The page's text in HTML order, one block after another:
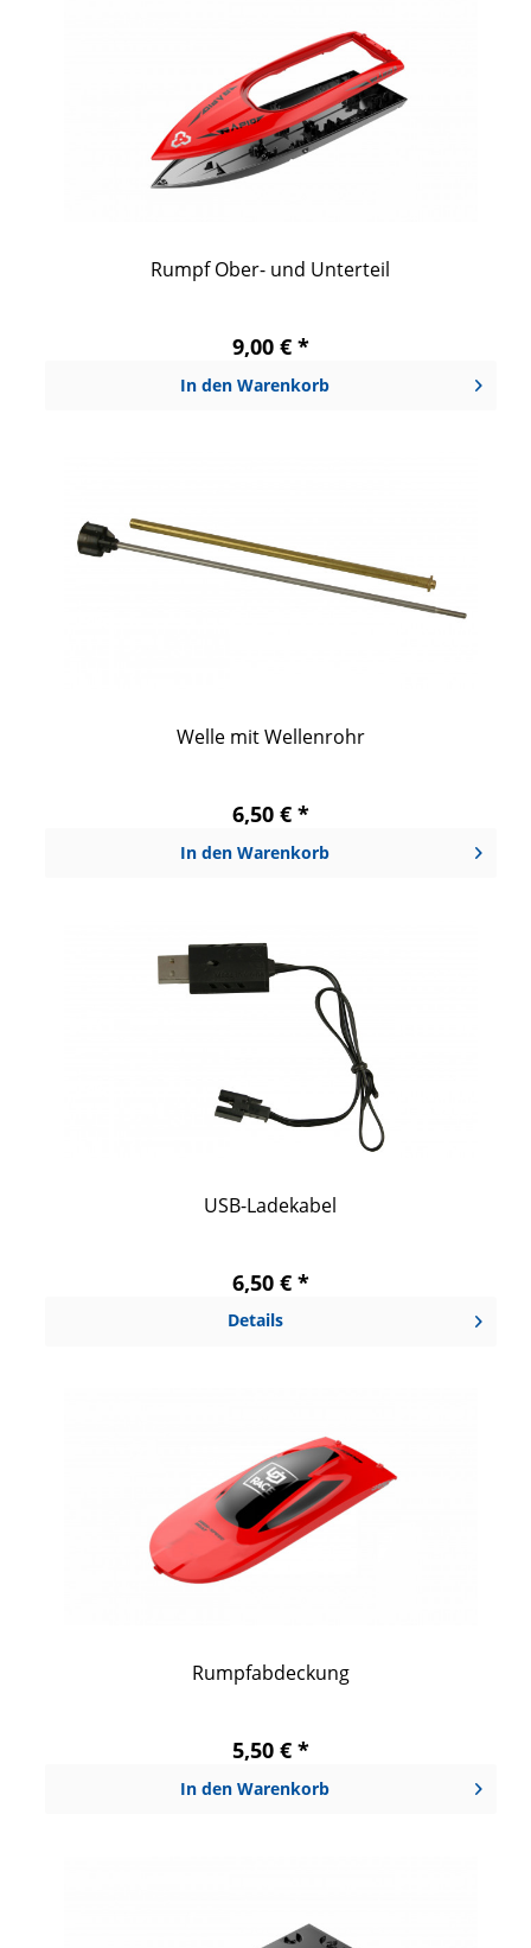
Rumpf Ober- und Unterteil
9,00 € *
In den Warenkorb
Welle mit Wellenrohr
6,50 € *
In den Warenkorb
USB-Ladekabel
6,50 € *
Details
Rumpfabdeckung
5,50 € *
In den Warenkorb